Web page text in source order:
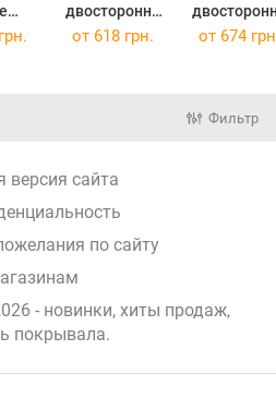
двостороннє
Зіркове Сяйво
Зоряне
от 618 грн. от 674
Фильтр
версия сайта
по сайту
- новинки, хиты продаж,
покрывала.